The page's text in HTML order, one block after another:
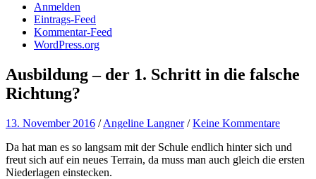
Anmelden
Eintrags-Feed
Kommentar-Feed
WordPress.org
Ausbildung – der 1. Schritt in die falsche
Richtung?
13. November 2016 /Angeline Langner /Keine Kommentare
Da hat man es so langsam mit der Schule endlich hinter sich und
freut sich auf ein neues Terrain, da muss man auch gleich die ersten
Niederlagen einstecken.